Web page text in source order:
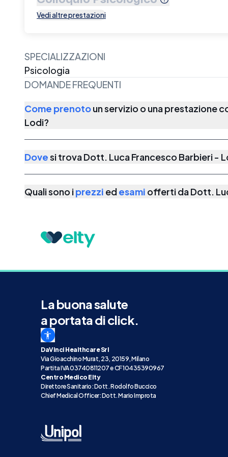
Vedi altre prestazioni
SPECIALIZZAZIONI
Psicologia
DOMANDE FREQUENTI
Come prenotoun servizio o una prestazione
Lodi?
Dovesi trovaDott. Luca Francesco Barbieri -
Quali sono iprezzi edesami offerti daDott.
La buona salute
a portata di click.
DaVinci Healthcare Srl
Via Gioacchino Murat, 23, 20159, Milano
Partita IVA 03740811207 e CF 10435390967
Centro Medico Elty
Direttore Sanitario: Dott. Rodolfo Buccico
Chief Medical Officer: Dott. Mario Improta